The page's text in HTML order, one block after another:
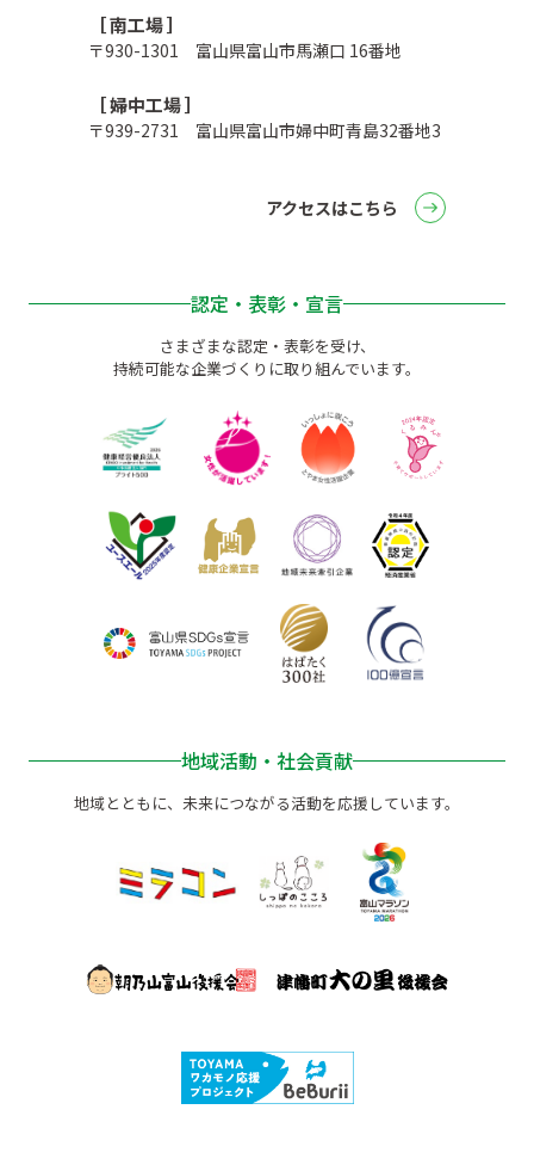
［ 南工場 ］
〒930-1301 富山県富山市馬瀬口 16番地
［ 婦中工場 ］
〒939-2731 富山県富山市婦中町青島32番地3
アクセスはこちら
認定・表彰・宣言
さまざまな認定・表彰を受け、
持続可能な企業づくりに取り組んでいます。
地域活動・社会貢献
地域とともに、未来につながる活動を応援しています。